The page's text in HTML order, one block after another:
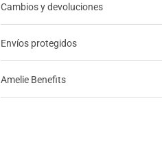
Cambios y devoluciones
Envíos protegidos
Amelie Benefits